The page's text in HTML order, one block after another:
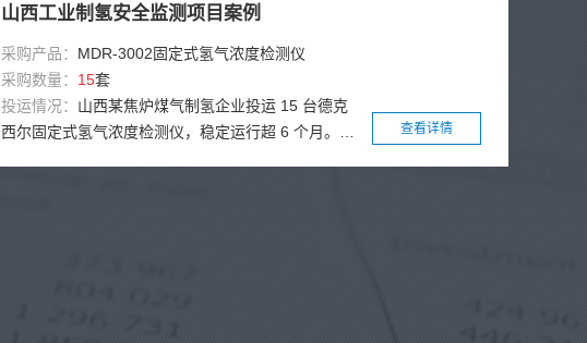
警，成功预警 2 起泄漏，泄漏发现时效由小时级缩至
拔氢能设施监测提供示范。
山西工业制氢安全监测项目案例
采购产品： MDR-3002固定式氢气浓度检测仪
采购数量： 15套
投运情况： 山西某焦炉煤气制氢企业投运 15 台德克
西尔固定式氢气浓度检测仪，稳定运行超 6 个月。系
查看详情